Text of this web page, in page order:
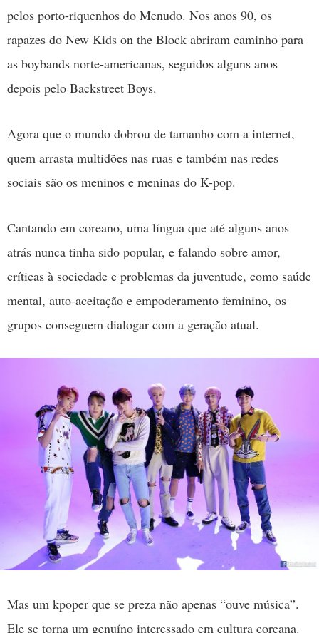
pelos porto-riquenhos do Menudo. Nos anos 90, os
rapazes do New Kids on the Block abriram caminho para
as boybands norte-americanas, seguidos alguns anos
depois pelo Backstreet Boys.
Agora que o mundo dobrou de tamanho com a internet,
quem arrasta multidões nas ruas e também nas redes
sociais são os meninos e meninas do K-pop.
Cantando em coreano, uma língua que até alguns anos
atrás nunca tinha sido popular, e falando sobre amor,
críticas à sociedade e problemas da juventude, como saúde
mental, auto-aceitação e empoderamento feminino, os
grupos conseguem dialogar com a geração atual.
Mas um kpoper que se preza não apenas “ouve música”.
Ele se torna um genuíno interessado em cultura coreana.